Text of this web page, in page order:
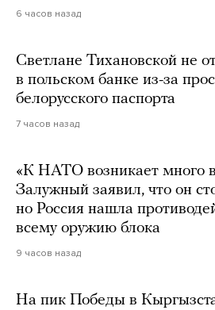
6 часов назад
Светлане Тихановской не
в польском банке из-за
белорусского паспорта
7 часов назад
«К НАТО возникает много
Залужный заявил, что он
но Россия нашла
всему оружию блока
9 часов назад
На пик Победы в